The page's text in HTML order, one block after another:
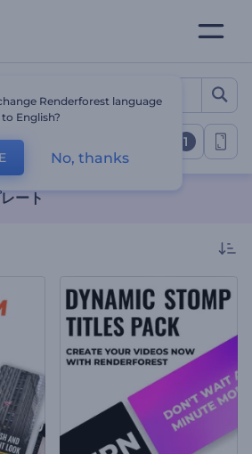
画テンプレート
1
ート
Renderforest language
to English?
No, thanks